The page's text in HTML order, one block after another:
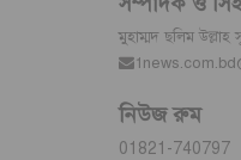
মুহাম্মদ ছলিম উল্লাহ
নিউজ রুম
01821-740797